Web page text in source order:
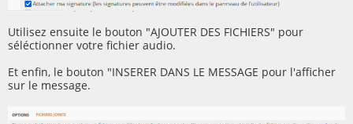
Utilisez ensuite le bouton "AJOUTER DES FICHIERS" pour
séléctionner votre fichier audio.
Et enfin, le bouton "INSERER DANS LE MESSAGE pour l'afficher
sur le message.